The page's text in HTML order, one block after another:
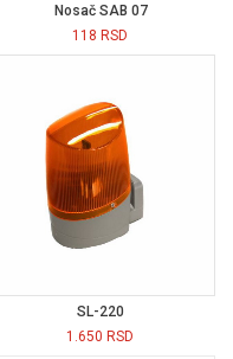
Nosač SAB 07
118 RSD
SL-220
1.650 RSD